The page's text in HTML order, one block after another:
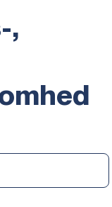
,